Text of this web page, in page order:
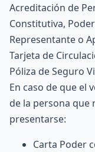
Acreditación de
Constitutiva,
Representante o
Tarjeta de
Póliza de Seguro
En caso de que el
de la persona que
presentarse:
Carta Poder